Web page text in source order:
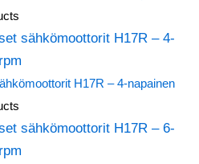
H17R – 4-napainen